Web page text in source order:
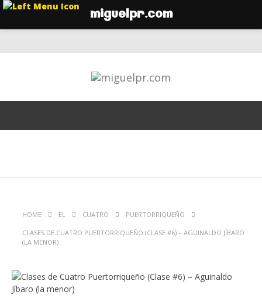
HOME EL CUATRO PUERTORRIQUEÑO
CLASES DE CUATRO PUERTORRIQUEÑO (CLASE #6) – AGUINALDO JÍBARO
(LA MENOR)
miguelpr.com